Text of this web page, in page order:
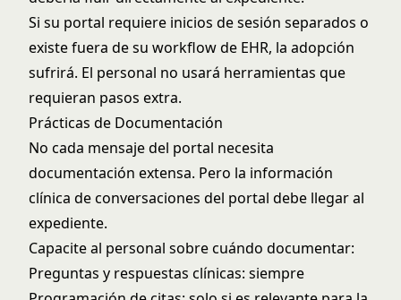
Si su portal requiere inicios de sesión separados o
existe fuera de su workflow de EHR, la adopción
sufrirá. El personal no usará herramientas que
requieran pasos extra.
Prácticas de Documentación
No cada mensaje del portal necesita
documentación extensa. Pero la información
clínica de conversaciones del portal debe llegar al
expediente.
Capacite al personal sobre cuándo documentar:
Preguntas y respuestas clínicas: siempre